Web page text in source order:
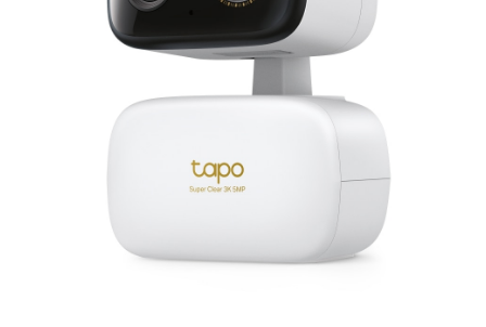
LANケーブル・コネクタ・関連資材/機器
エアコン・換気扇・空調資材
電源ケーブル／コネクタ／分電盤／ブレ
照明・照明器具
照明設置工事
太陽光発電工事